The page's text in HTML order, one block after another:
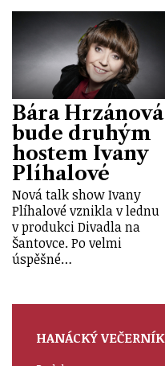
Bára Hrzánová
bude druhým
hostem Ivany
Plíhalové
Nová talk show Ivany
Plíhalové vznikla v lednu
v produkci Divadla na
Šantovce. Po velmi
úspěšné…
HANÁCKÝ VEČERNÍK